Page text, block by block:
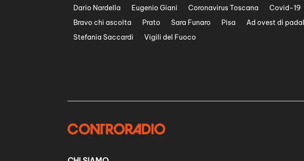
Dario Nardella
Eugenio Giani Coronavirus Toscana Covid-19
Bravo chi ascolta
Prato Sara Funaro Pisa Ad ovest di
Stefania Saccardi
Vigili del Fuoco